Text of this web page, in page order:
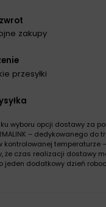
zakupy
przesyłki
wyboru opcji dostawy za
– dedykowanego do
kontrolowanej temperaturze
że czas realizacji dostawy
jeden dodatkowy dzień